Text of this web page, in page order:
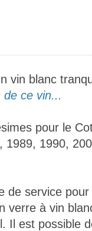
vin blanc
de ce vin...
pour le
1989, 1990,
de service
verre à vin
Il est possible